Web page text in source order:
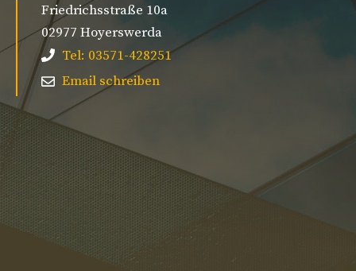
Friedrichsstraße 10a
02977 Hoyerswerda
Tel: 03571-428251
Email schreiben